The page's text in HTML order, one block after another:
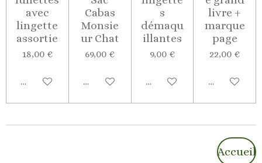
avec
lingette
assortie
18,00 €
Ajouter au panier
Cabas
Monsie
ur Chat
69,00 €
Ajouter au panier
s
démaqu
illantes
9,00 €
Ajouter au panier
livre +
marque
page
22,00 €
Ajouter au
Accueil